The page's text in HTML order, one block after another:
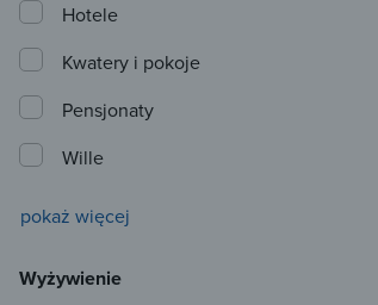
Hotele
Kwatery i pokoje
Pensjonaty
Wille
pokaż więcej
Wyżywienie